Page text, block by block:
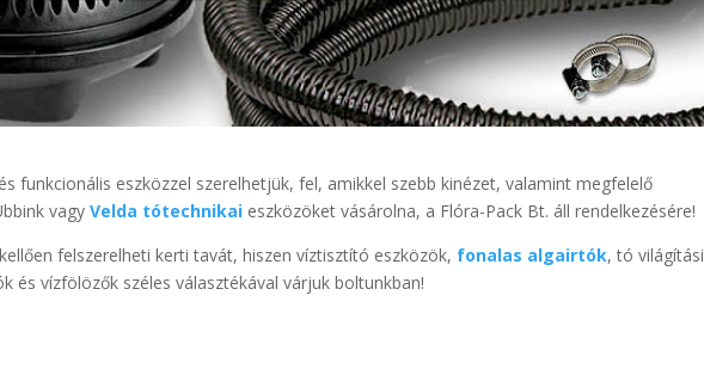
funkcionális eszközzel szerelhetjük, fel, amikkel szebb kinézet, valamint megfelelő
vagyVelda tótechnikai eszközöket vásárolna, a Flóra-Pack Bt. áll rendelkezésére!
felszerelheti kerti tavát, hiszen víztisztító eszközök, fonalas algairtók, tó világítási
és vízfölözők széles választékával várjuk boltunkban!